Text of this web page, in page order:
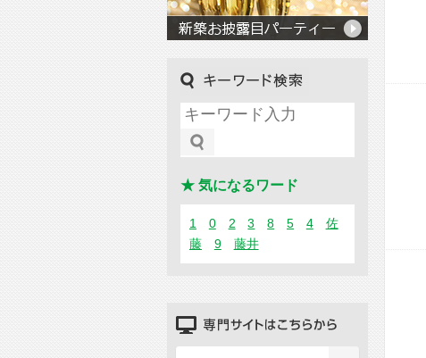
★ 気になるワード
1 0 2 3 8 5 4
佐
藤
9 藤井